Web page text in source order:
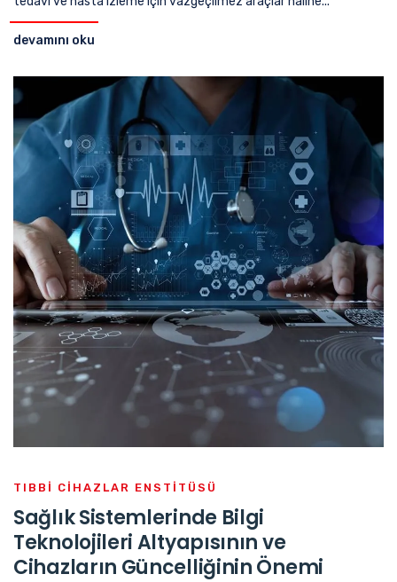
devamını oku
TIBBI CIHAZLAR ENSTITÜSÜ
Sağlık Sistemlerinde Bilgi
Teknolojileri Altyapısının ve
Cihazların Güncelliğinin Önemi